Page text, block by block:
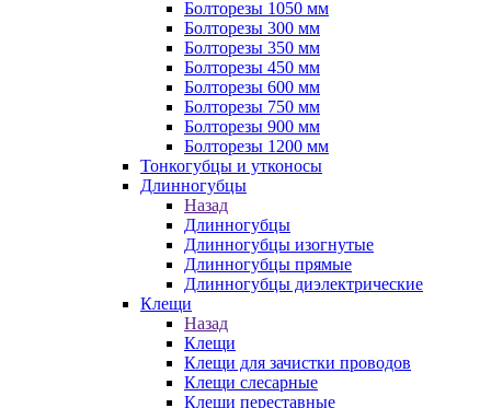
Болторезы 1050 мм
Болторезы 300 мм
Болторезы 350 мм
Болторезы 450 мм
Болторезы 600 мм
Болторезы 750 мм
Болторезы 900 мм
Болторезы 1200 мм
Тонкогубцы и утконосы
Длинногубцы
Назад
Длинногубцы
Длинногубцы изогнутые
Длинногубцы прямые
Длинногубцы диэлектрические
Клещи
Назад
Клещи
Клещи для зачистки проводов
Клещи слесарные
Клещи переставные